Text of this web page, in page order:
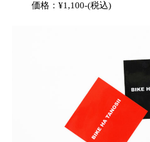
価格：¥1,100-(税込)